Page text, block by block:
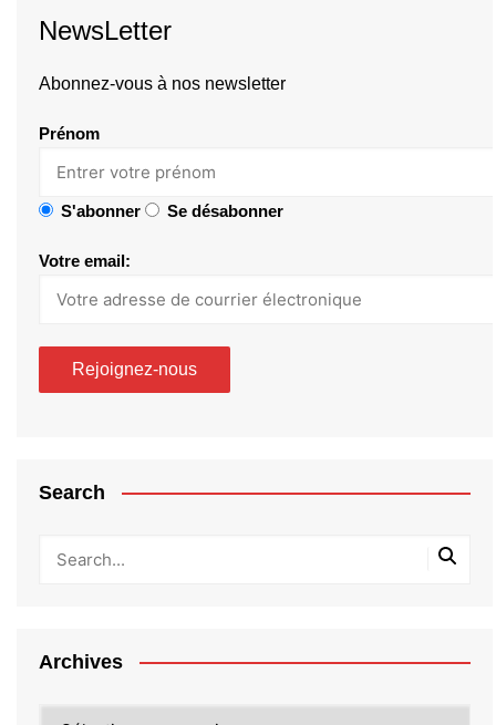
NewsLetter
Abonnez-vous à nos newsletter
Prénom
S'abonner Se désabonner
Votre email:
Search
Archives